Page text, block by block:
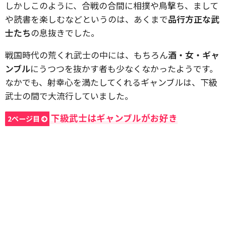
しかしこのように、合戦の合間に相撲や鳥撃ち、まして
や読書を楽しむなどというのは、あくまで品行方正な武
士たちの息抜きでした。
戦国時代の荒くれ武士の中には、もちろん酒・女・ギャ
ンブルにうつつを抜かす者も少なくなかったようです。
なかでも、射幸心を満たしてくれるギャンブルは、下級
武士の間で大流行していました。
2ページ目 下級武士はギャンブルがお好き